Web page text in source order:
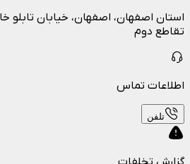
استان اصفهان، اصفهان، خیابان تابلو
تقاطع دوم
اطلاعات تماس
تلفن